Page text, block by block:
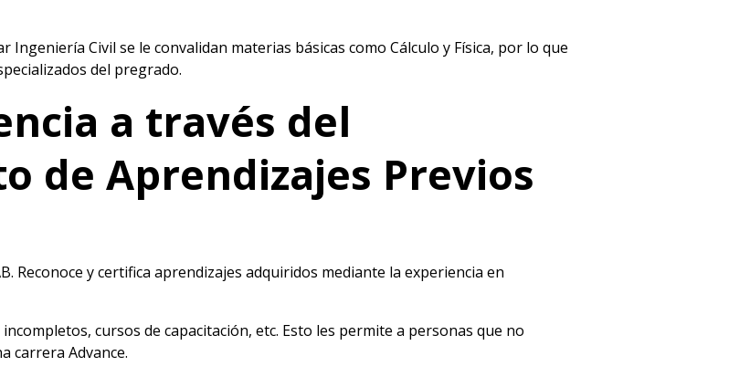
Civil se le convalidan materias básicas como Cálculo y Física, por lo que
del pregrado.
a través del
de Aprendizajes Previos
Reconoce y certifica aprendizajes adquiridos mediante la experiencia en
cursos de capacitación, etc. Esto les permite a personas que no
carrera Advance.